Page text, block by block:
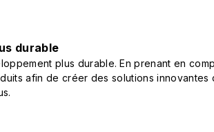
durable
plus durable. En prenant en
afin de créer des solutions